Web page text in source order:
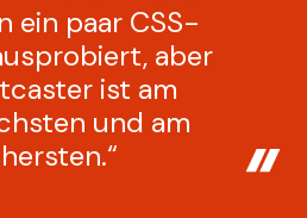
ein paar CSS-
aber
ist am
und am